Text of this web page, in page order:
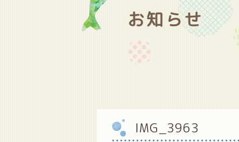
お知らせ
IMG_3963